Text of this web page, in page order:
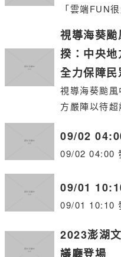
「雲端FUN
視導海葵
揆：中央
全力保障
視導海葵颱
方嚴陣以待
09/02
09/02 04:00
09/01
09/01 10:10
2023澎湖
議廳登場